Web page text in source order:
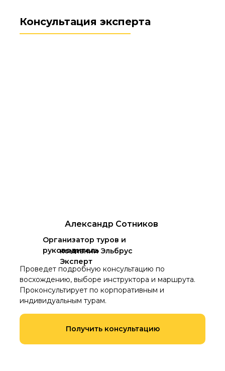
Консультация эксперта
Проведет подробную консультацию по
восхождению, выборе инструктора и маршрута.
Проконсультирует по корпоративным и
индивидуальным турам.
Организатор туров и
руководитель
Александр Сотников
Получить консультацию
компании Эльбрус
Эксперт